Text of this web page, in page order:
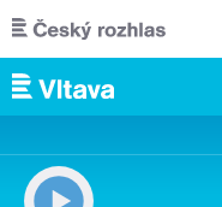
Přejít k hlavnímu obsahu